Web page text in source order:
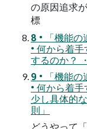
の原因追求
標
8 • 「機能の
• 何から着
するのか？
9 • 「機能の
• 何から着
少し具体的
則」
どうやって